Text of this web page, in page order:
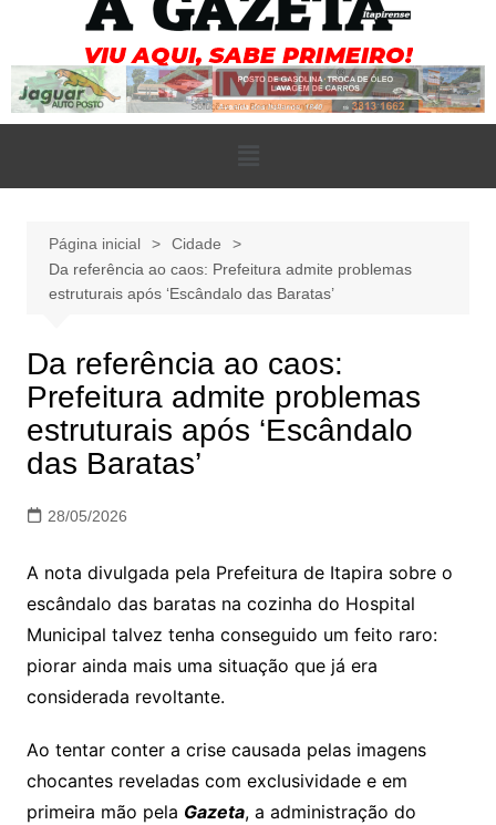
Página inicial
Cidade
Da referência ao caos: Prefeitura admite problemas
estruturais após ‘Escândalo das Baratas’
Da referência ao caos:
Prefeitura admite problemas
estruturais após ‘Escândalo
das Baratas’
28/05/2026
A nota divulgada pela Prefeitura de Itapira sobre o
escândalo das baratas na cozinha do Hospital
Municipal talvez tenha conseguido um feito raro:
piorar ainda mais uma situação que já era
considerada revoltante.
Ao tentar conter a crise causada pelas imagens
chocantes reveladas com exclusividade e em
primeira mão pela Gazeta, a administração do